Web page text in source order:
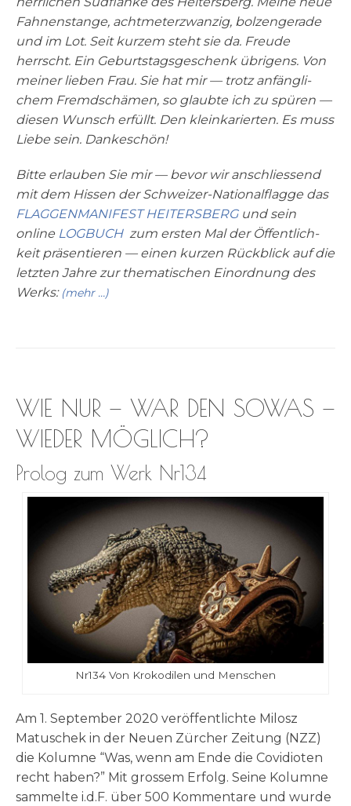
Fah­nen­stan­ge, acht­me­ter­z­wan­zig, bol­zen­ge­ra­de
und im Lot. Seit kur­zem steht sie da. Freu­de
herrscht. Ein Geburts­tags­ge­schenk übri­gens. Von
mei­ner lie­ben Frau. Sie hat mir — trotz anfäng­li­
chem Fremd­schä­men, so glaub­te ich zu spü­ren —
die­sen Wunsch erfüllt. Den klein­ka­rier­ten. Es muss
Lie­be sein. Dankeschön!
Bit­te erlau­ben Sie mir — bevor wir anschlies­send
mit dem His­sen der Schwei­zer-Natio­nal­flag­ge das
FLAGGENMANIFEST HEITERSBERGund sein
online LOGBUCHzum ersten Mal der Öffent­lich­
keit prä­sen­tie­ren — einen kur­zen Rück­blick auf die
letz­ten Jah­re zur the­ma­ti­schen Ein­ord­nung des
Werks: (mehr …)
WIE NUR — WAR DEN SOWAS —
WIEDER MÖGLICH?
Prolog zum Werk Nr134
Nr134 Von Kro­ko­di­len und Menschen
Am 1. Sep­tem­ber 2020 ver­öf­fent­lich­te Milosz
Matu­schek in der Neu­en Zür­cher Zei­tung (NZZ)
die Kolum­ne “Was, wenn am Ende die Covidio­ten
recht haben?” Mit gros­sem Erfolg. Sei­ne Kolum­ne
sam­mel­te i.d.F. über 500 Kom­men­ta­re und wur­de